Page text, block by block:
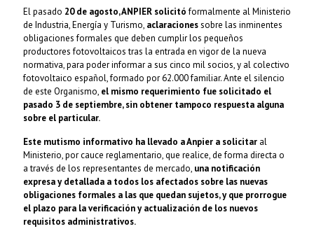
El pasado 20 de agosto, ANPIER solicitóformalmente al Ministerio
de Industria, Energía y Turismo, aclaracionessobre las inminentes
obligaciones formales que deben cumplir los pequeños
productores fotovoltaicos tras la entrada en vigor de la nueva
normativa, para poder informar a sus cinco mil socios, y al colectivo
fotovoltaico español, formado por 62.000 familiar. Ante el silencio
de este Organismo, el mismo requerimiento fue solicitado el
pasado 3 de septiembre, sin obtener tampoco respuesta alguna
sobre el particular.
Este mutismo informativo ha llevado a Anpier a solicitar al
Ministerio, por cauce reglamentario, que realice, de forma directa o
a través de los representantes de mercado, una notificación
expresa y detallada a todos los afectados sobre las nuevas
obligaciones formales a las que quedan sujetos, y que prorrogue
el plazo para la verificación y actualización de los nuevos
requisitos administrativos.